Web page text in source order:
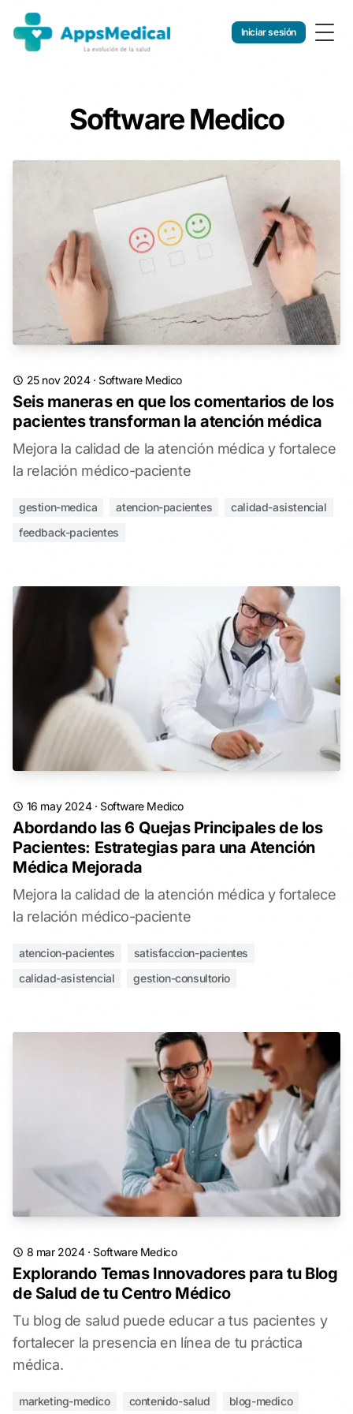
Iniciar sesión
Software Medico
25 nov 2024· Software Medico
Seis maneras en que los comentarios de los
pacientes transforman la atención médica
Mejora la calidad de la atención médica y fortalece
la relación médico-paciente
gestion-medica atencion-pacientes
calidad-asistencial
feedback-pacientes
16 may 2024·Software Medico
Abordando las 6 Quejas Principales de los
Pacientes: Estrategias para una Atención
Médica Mejorada
Mejora la calidad de la atención médica y fortalece
la relación médico-paciente
atencion-pacientes
satisfaccion-pacientes
calidad-asistencial
gestion-consultorio
8 mar 2024· Software Medico
Explorando Temas Innovadores para tu Blog
de Salud de tu Centro Médico
Tu blog de salud puede educar a tus pacientes y
fortalecer la presencia en línea de tu práctica
médica.
marketing-medico contenido-salud blog-medico